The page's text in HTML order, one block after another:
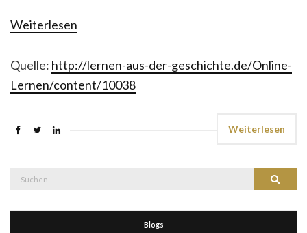
Weiterlesen
Quelle: http://lernen-aus-der-geschichte.de/Online-
Lernen/content/10038
Weiterlesen
Suchen
Blogs